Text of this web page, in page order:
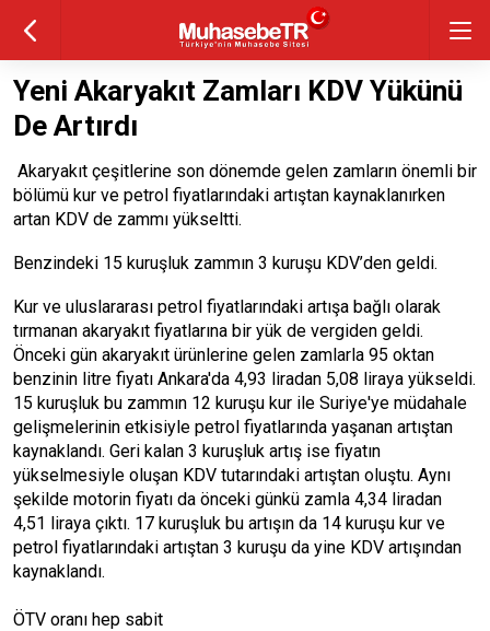
Yeni Akaryakıt Zamları KDV Yükünü
De Artırdı
Akaryakıt çeşitlerine son dönemde gelen zamların önemli bir
bölümü kur ve petrol fiyatlarındaki artıştan kaynaklanırken
artan KDV de zammı yükseltti.
Benzindeki 15 kuruşluk zammın 3 kuruşu KDV’den geldi.
Kur ve uluslararası petrol fiyatlarındaki artışa bağlı olarak
tırmanan akaryakıt fiyatlarına bir yük de vergiden geldi.
Önceki gün akaryakıt ürünlerine gelen zamlarla 95 oktan
benzinin litre fiyatı Ankara'da 4,93 liradan 5,08 liraya yükseldi.
15 kuruşluk bu zammın 12 kuruşu kur ile Suriye'ye müdahale
gelişmelerinin etkisiyle petrol fiyatlarında yaşanan artıştan
kaynaklandı. Geri kalan 3 kuruşluk artış ise fiyatın
yükselmesiyle oluşan KDV tutarındaki artıştan oluştu. Aynı
şekilde motorin fiyatı da önceki günkü zamla 4,34 liradan
4,51 liraya çıktı. 17 kuruşluk bu artışın da 14 kuruşu kur ve
petrol fiyatlarındaki artıştan 3 kuruşu da yine KDV artışından
kaynaklandı.
ÖTV oranı hep sabit